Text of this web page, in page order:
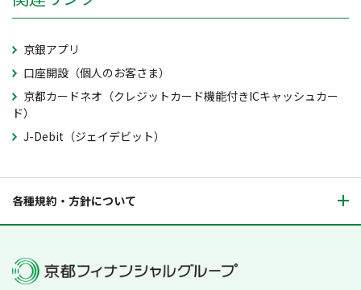
京銀アプリ
口座開設（個人のお客さま）
京都カードネオ（クレジットカード機能付きICキャッシュカー
ド）
J-Debit（ジェイデビット）
各種規約・方針について